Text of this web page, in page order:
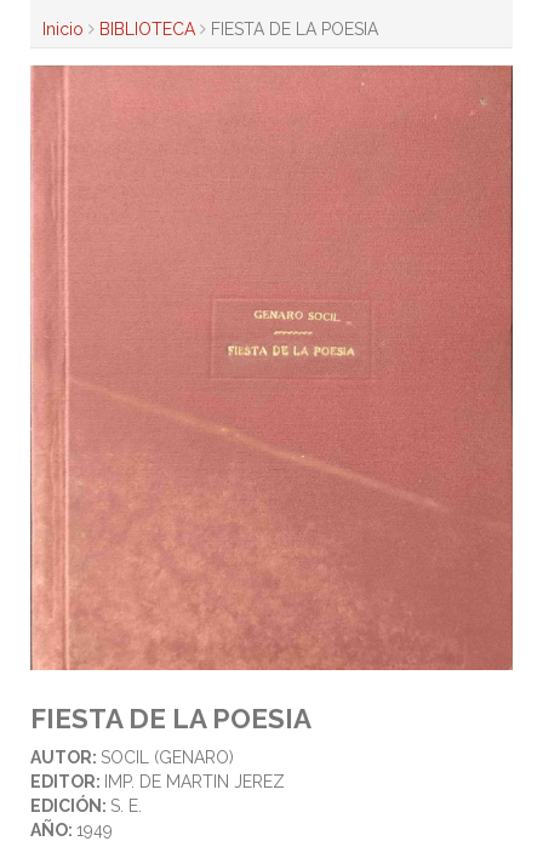
Inicio BIBLIOTECA FIESTA DE LA POESIA
FIESTA DE LA POESIA
AUTOR: SOCIL (GENARO)
EDITOR: IMP. DE MARTIN JEREZ
EDICIÓN: S. E.
AÑO: 1949